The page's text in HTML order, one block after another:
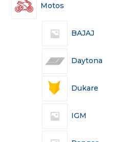
Motos
BAJAJ
Daytona
Dukare
IGM